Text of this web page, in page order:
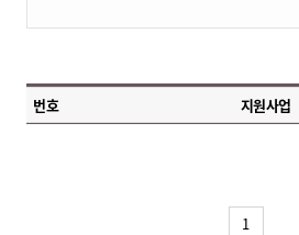
번호 지원사업
1